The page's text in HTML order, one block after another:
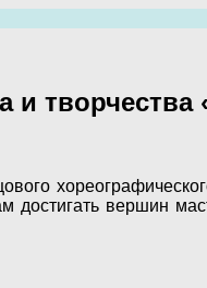
творчества
достигать вершин